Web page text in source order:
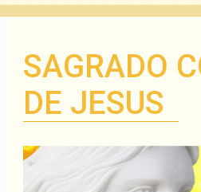
SAGRADO
DE JESUS